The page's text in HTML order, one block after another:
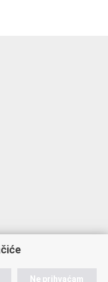
Ne prihvaćam